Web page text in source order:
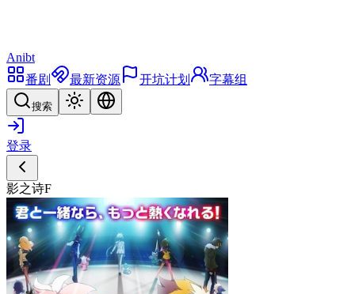
Anibt
番剧
最新资源 开坑计划 字幕组
搜索
登录
影之诗F